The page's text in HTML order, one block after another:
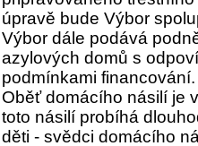
úpravě bude Výbor
Výbor dále podává
azylových domů s
podmínkami financování.
Oběť domácího násilí je
toto násilí probíhá
děti - svědci domácího